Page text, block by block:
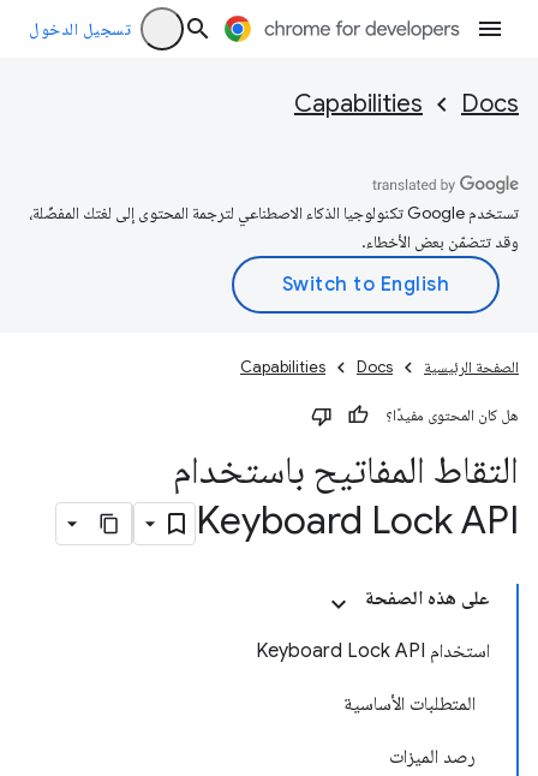
تسجيل الدخول
Docs
Capabilities
تستخدم Google تكنولوجيا الذكاء الاصطناعي لترجمة المحتوى إلى لغتك المفضّلة،
وقد تتضمّن بعض الأخطاء.
الصفحة الرئيسية Docs
Capabilities
هل كان المحتوى مفيدًا؟
التقاط المفاتيح باستخدام
Keyboard Lock API
على هذه الصفحة
استخدام Keyboard Lock API
المتطلبات الأساسية
رصد الميزات